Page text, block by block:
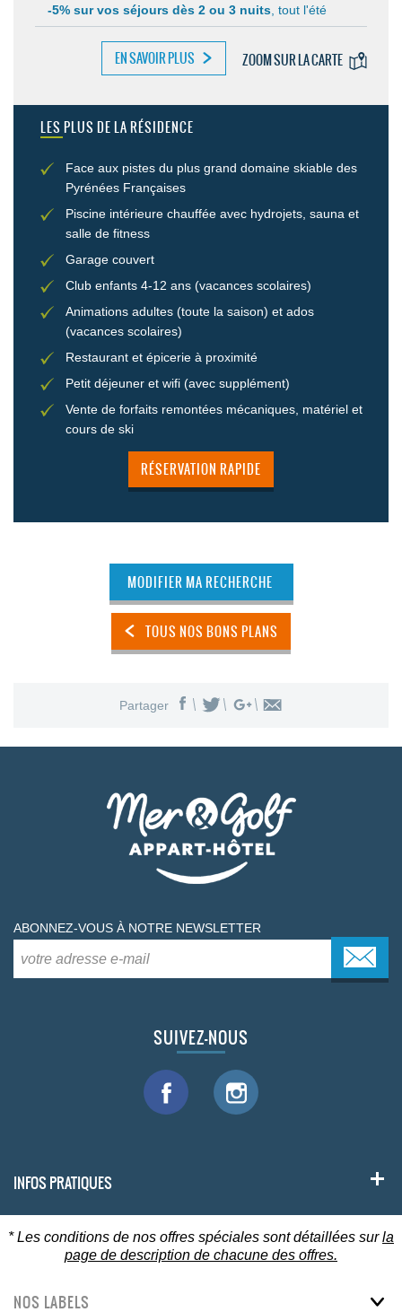
-5% sur vos séjours dès 2 ou 3 nuits tout l'été
EN SAVOIR PLUS ZOOM SUR LA CARTE
LES PLUS DE LA RÉSIDENCE
Face aux pistes du plus grand domaine skiable des
Pyrénées Françaises
Piscine intérieure chauffée avec hydrojets, sauna et
salle de fitness
Garage couvert
Club enfants 4-12 ans (vacances scolaires)
Animations adultes (toute la saison) et ados
(vacances scolaires)
Restaurant et épicerie à proximité
Petit déjeuner et wifi (avec supplément)
Vente de forfaits remontées mécaniques, matériel et
cours de ski
RÉSERVATION RAPIDE
MODIFIER MA RECHERCHE
TOUS NOS BONS PLANS
Partager
ABONNEZ-VOUS À NOTRE NEWSLETTER
SUIVEZ-NOUS
INFOS PRATIQUES
* Les conditions de nos offres spéciales sont détaillées surla
page de description de chacune des offres.
NOS LABELS